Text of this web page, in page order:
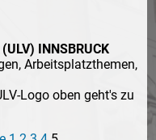
INNSBRUCK
Arbeitsplatzthemen,
Logo oben geht's zu